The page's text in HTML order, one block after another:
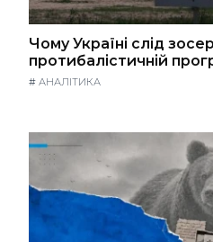
Чому Україні слід
протибалістичній
# АНАЛІТИКА